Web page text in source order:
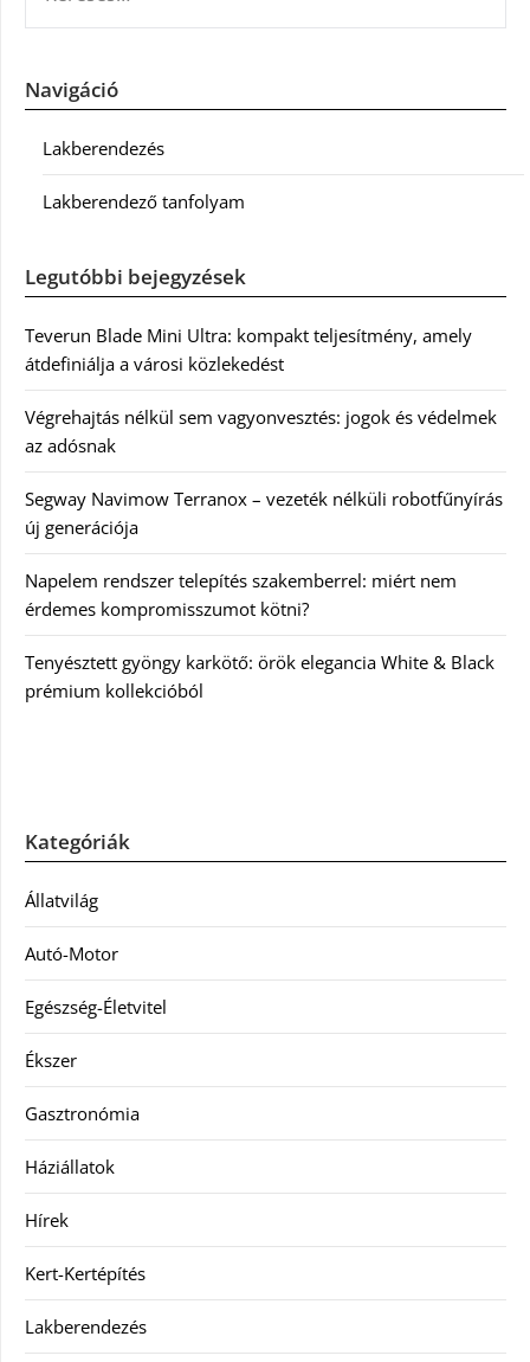
Navigáció
Lakberendezés
Lakberendező tanfolyam
Legutóbbi bejegyzések
Teverun Blade Mini Ultra: kompakt teljesítmény, amely
átdefiniálja a városi közlekedést
Végrehajtás nélkül sem vagyonvesztés: jogok és védelmek
az adósnak
Segway Navimow Terranox – vezeték nélküli robotfűnyírás
új generációja
Napelem rendszer telepítés szakemberrel: miért nem
érdemes kompromisszumot kötni?
Tenyésztett gyöngy karkötő: örök elegancia White & Black
prémium kollekcióból
Kategóriák
Állatvilág
Autó-Motor
Egészség-Életvitel
Ékszer
Gasztronómia
Háziállatok
Hírek
Kert-Kertépítés
Lakberendezés